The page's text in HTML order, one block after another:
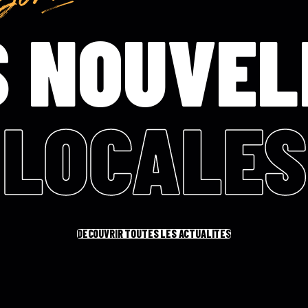
LOCALES
DÉCOUVRIR TOUTES LES ACTUALITÉS